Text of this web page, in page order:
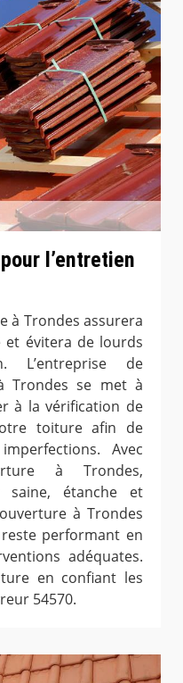
l’entretien
à Trondes assurera
et évitera de lourds
L’entreprise de
Trondes se met à
à la vérification de
toiture afin de
Avec
à Trondes,
saine, étanche et
à Trondes
performant en
adéquates.
en confiant les
54570.